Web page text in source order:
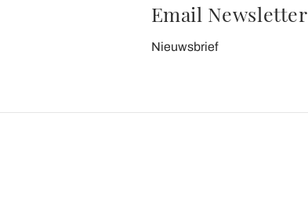
Email Newsletter
Nieuwsbrief